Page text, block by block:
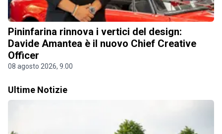
Pininfarina rinnova i vertici del design:
Davide Amantea è il nuovo Chief Creative
Officer
08 agosto 2026, 9.00
Ultime Notizie